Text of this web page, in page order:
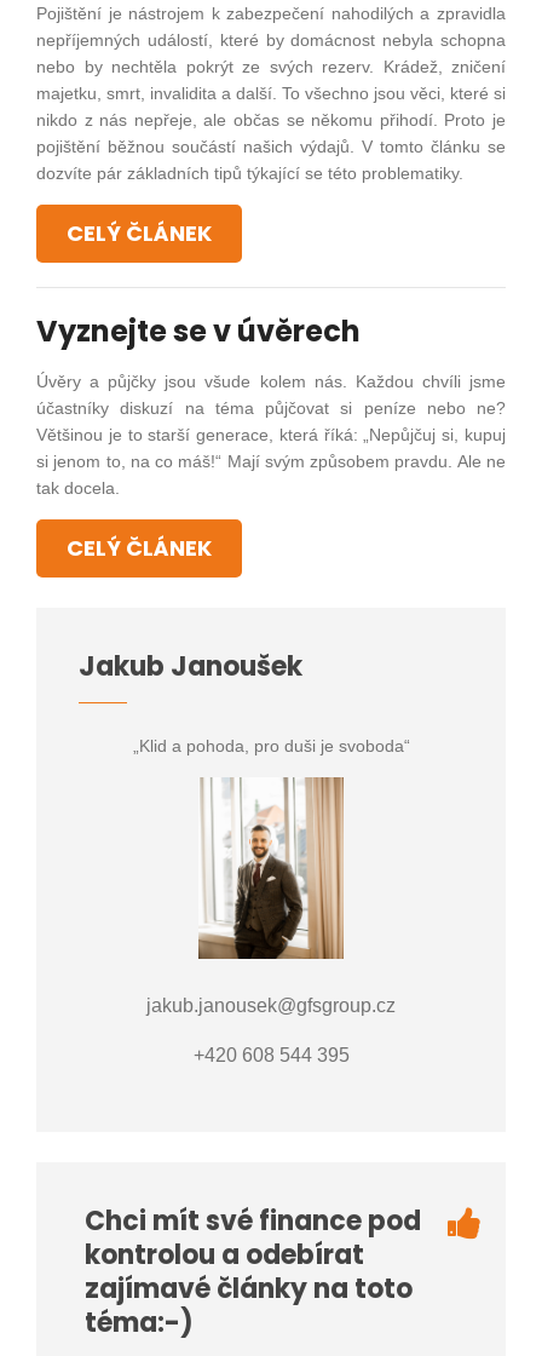
Pojištění je nástrojem k zabezpečení nahodilých a zpravidla
nepříjemných událostí, které by domácnost nebyla schopna
nebo by nechtěla pokrýt ze svých rezerv. Krádež, zničení
majetku, smrt, invalidita a další. To všechno jsou věci, které si
nikdo z nás nepřeje, ale občas se někomu přihodí. Proto je
pojištění běžnou součástí našich výdajů. V tomto článku se
dozvíte pár základních tipů týkající se této problematiky.
CELÝ ČLÁNEK
Vyznejte se v úvěrech
Úvěry a půjčky jsou všude kolem nás. Každou chvíli jsme
účastníky diskuzí na téma půjčovat si peníze nebo ne?
Většinou je to starší generace, která říká: „Nepůjčuj si, kupuj
si jenom to, na co máš!“ Mají svým způsobem pravdu. Ale ne
tak docela.
CELÝ ČLÁNEK
Jakub Janoušek
„Klid a pohoda, pro duši je svoboda“
jakub.janousek@gfsgroup.cz
+420 608 544 395
Chci mít své finance pod
kontrolou a odebírat
zajímavé články na toto
téma:-)